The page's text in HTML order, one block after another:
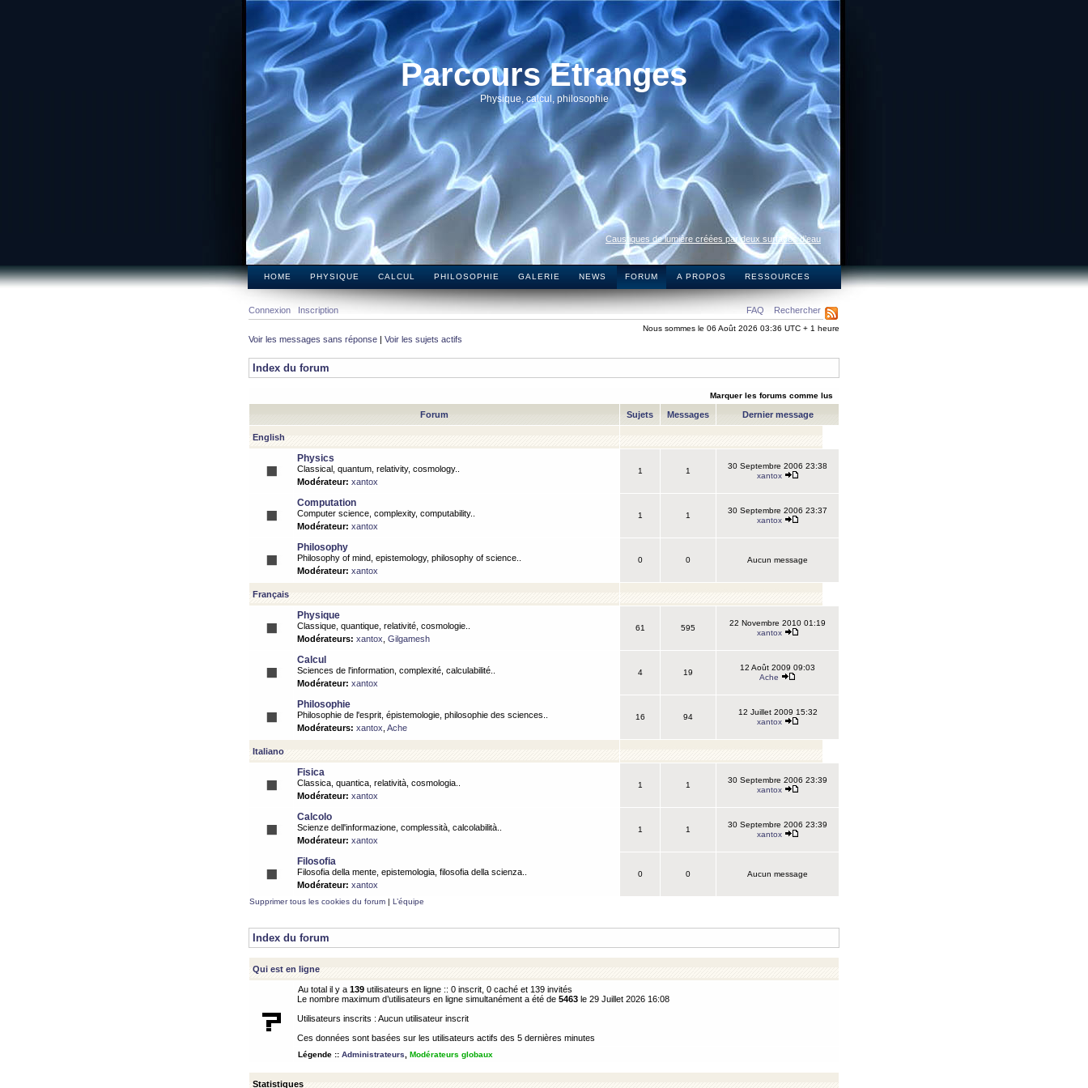
Parcours Etranges
Physique, calcul, philosophie
Caustiques de lumière créées par deux surfaces d’eau
HOME PHYSIQUE CALCUL PHILOSOPHIE GALERIE NEWS FORUM A PROPOS RESSOURCES
FAQ Rechercher
Connexion Inscription
Nous sommes le 06 Août 2026 03:36 UTC + 1 heure
Voir les messages sans réponse | Voir les sujets actifs
Index du forum
Marquer les forums comme lus
Forum Sujets Messages Dernier message
English
Physics
Classical, quantum, relativity, cosmology..
Modérateur: xantox
1 1
30 Septembre 2006 23:38
xantox
Computation
Computer science, complexity, computability..
Modérateur: xantox
1 1
30 Septembre 2006 23:37
xantox
Philosophy
Philosophy of mind, epistemology, philosophy of science..
Modérateur: xantox
0 0 Aucun message
Français
Physique
Classique, quantique, relativité, cosmologie..
Modérateurs: xantox Gilgamesh
61 595
22 Novembre 2010 01:19
xantox
Calcul
Sciences de l'information, complexité, calculabilité..
Modérateur: xantox
4 19
12 Août 2009 09:03
Ache
Philosophie
Philosophie de l'esprit, épistemologie, philosophie des sciences..
Modérateurs: xantox Ache
16 94
12 Juillet 2009 15:32
xantox
Italiano
Fisica
Classica, quantica, relatività, cosmologia..
Modérateur: xantox
1 1
30 Septembre 2006 23:39
xantox
Calcolo
Scienze dell'informazione, complessità, calcolabilità..
Modérateur: xantox
1 1
30 Septembre 2006 23:39
xantox
Filosofia
Filosofia della mente, epistemologia, filosofia della scienza..
Modérateur: xantox
0 0 Aucun message
Supprimer tous les cookies du forum | L’équipe
Index du forum
Qui est en ligne
Au total il y a 139 utilisateurs en ligne :: 0 inscrit, 0 caché et 139 invités
Le nombre maximum d’utilisateurs en ligne simultanément a été de 5463 le 29 Juillet 2026 16:08
Utilisateurs inscrits : Aucun utilisateur inscrit
Ces données sont basées sur les utilisateurs actifs des 5 dernières minutes
Légende :: Administrateurs Modérateurs globaux
Statistiques